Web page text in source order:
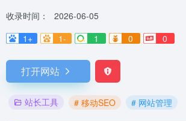
收录时间：
2026-06-05
1+
1- 1 0 0
打开网站
站长工具 # 移动SEO # 网站管理